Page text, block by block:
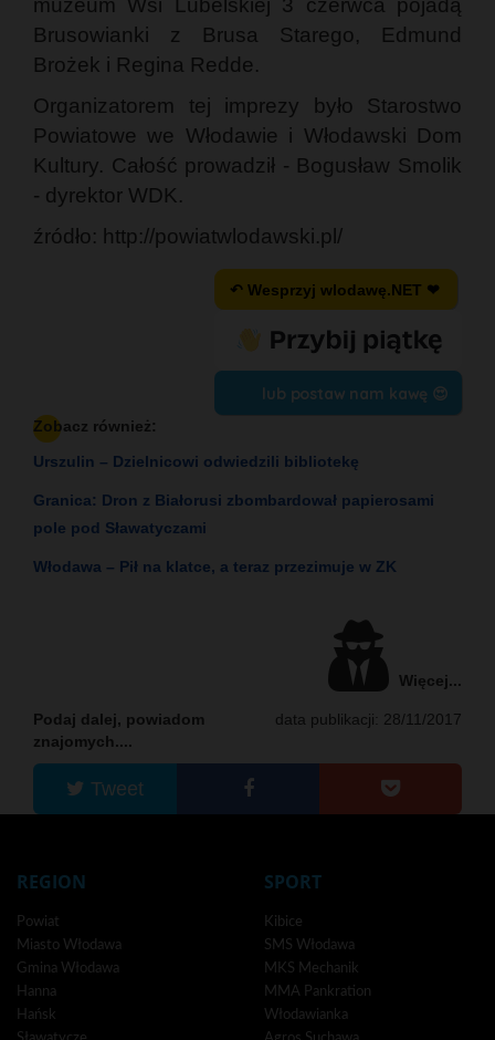
muzeum Wsi Lubelskiej 3 czerwca pojadą
Brusowianki z Brusa Starego, Edmund
Brożek i Regina Redde.
Organizatorem tej imprezy było Starostwo
Powiatowe we Włodawie i Włodawski Dom
Kultury. Całość prowadził - Bogusław Smolik
- dyrektor WDK.
źródło: http://powiatwlodawski.pl/
↶ Wesprzyj wlodawę.NET ❤
lub postaw nam kawę 😍
Zobacz również:
Urszulin – Dzielnicowi odwiedzili bibliotekę
Granica: Dron z Białorusi zbombardował papierosami
pole pod Sławatyczami
Włodawa – Pił na klatce, a teraz przezimuje w ZK
Więcej...
data publikacji: 28/11/2017
Podaj dalej, powiadom
znajomych....
Tweet
REGION
Powiat
Miasto Włodawa
Gmina Włodawa
Hanna
Hańsk
SPORT
Kibice
SMS Włodawa
MKS Mechanik
MMA Pankration
Włodawianka